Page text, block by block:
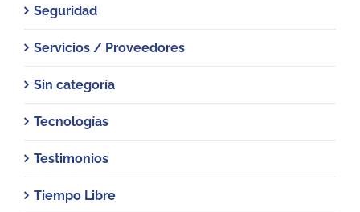
Seguridad
Servicios / Proveedores
Sin categoría
Tecnologías
Testimonios
Tiempo Libre